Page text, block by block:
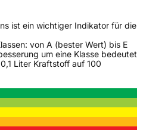
ist ein wichtiger Indikator für die
von A (bester Wert) bis E
um eine Klasse bedeutet
Liter Kraftstoff auf 100